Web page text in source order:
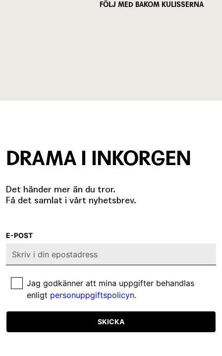
FÖLJ MED BAKOM KULISSERNA
DRAMA I INKORGEN
Det händer mer än du tror.
Få det samlat i vårt nyhetsbrev.
E-POST
Jag godkänner att mina uppgifter behandlas
enligt personuppgiftspolicyn.
SKICKA